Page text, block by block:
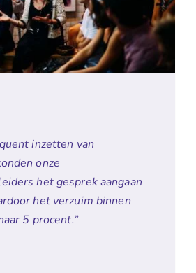
inzetten van
onze
het gesprek aangaan
het verzuim binnen
5 procent.”